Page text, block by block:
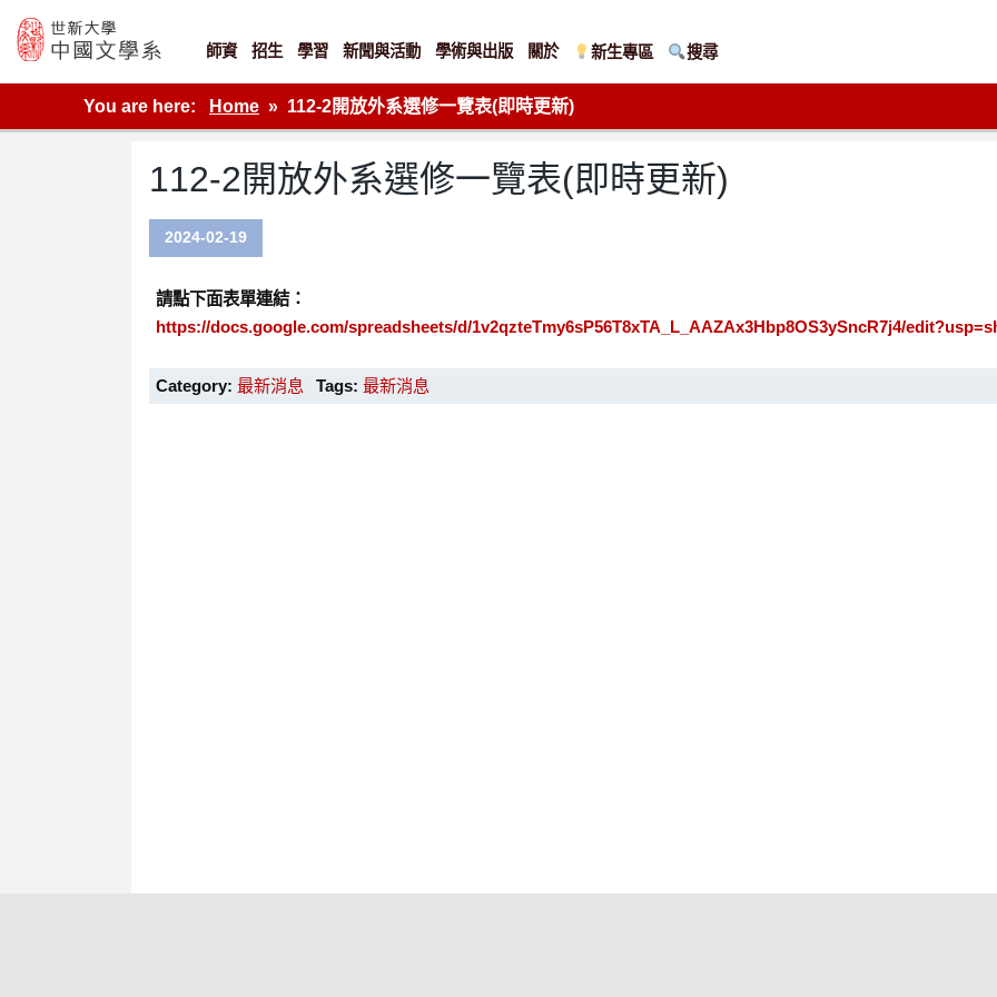
content
世新大學教學單位的網站
師資 招生 學習 新聞與活動 學術與出版 關於 新生專區 搜尋
You are here: Home 112-2開放外系選修一覽表(即時更新)
112-2開放外系選修一覽表(即時更新)
2024-02-19
請點下面表單連結：
https://docs.google.com/spreadsheets/d/1v2qzteTmy6sP56T8xTA_L_AAZAx3Hbp8OS3ySncR7j4/
Category: 最新消息 Tags:最新消息